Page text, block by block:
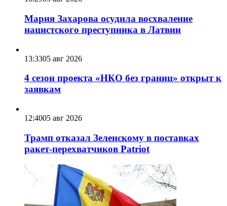
Мария Захарова осудила восхваление
нацистского преступника в Латвии
13:3305 авг 2026
4 сезон проекта «НКО без границ» открыт к
заявкам
12:4005 авг 2026
Трамп отказал Зеленскому в поставках
ракет-перехватчиков Patriot